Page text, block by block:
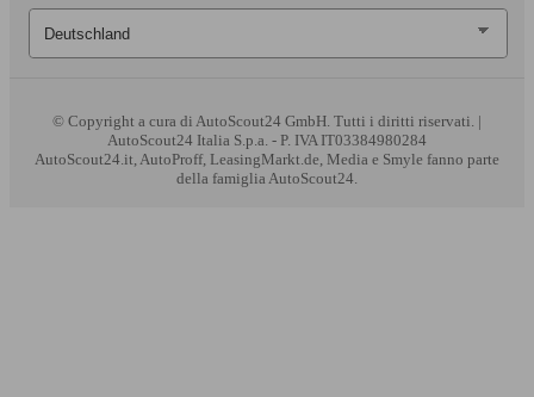
© Copyright a cura di AutoScout24 GmbH. Tutti i diritti riservati. |
AutoScout24 Italia S.p.a. - P. IVA IT03384980284
AutoScout24.it, AutoProff, LeasingMarkt.de, Media e Smyle fanno parte
della famiglia AutoScout24.